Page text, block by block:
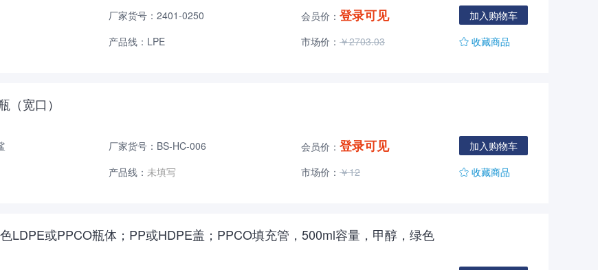
厂家货号：2401-0250
产品线：LPE
会员价： 登录可见
市场价： ￥2703.03
加入购物车
收藏商品
宽口）
厂家货号：BS-HC-006
产品线： 未填写
会员价： 登录可见
市场价： ￥12
加入购物车
收藏商品
LDPE或PPCO瓶体；PP或HDPE盖；PPCO填充管，500ml容量，甲醇，绿色